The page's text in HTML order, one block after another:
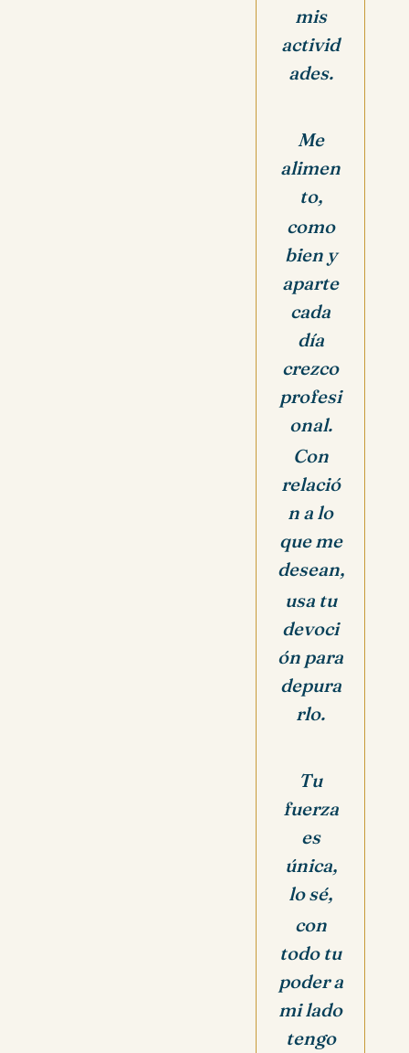
mis
activid
ades.
Me
alimen
to,
como
bien y
aparte
cada
día
crezco
profesi
onal.
Con
relació
n a lo
que me
desean,
usa tu
devoci
ón para
depura
rlo.
Tu
fuerza
es
única,
lo sé,
con
todo tu
poder a
mi lado
tengo